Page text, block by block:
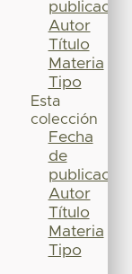
publicación
Autor
Título
Materia
Tipo
Esta
colección
Fecha
de
publicación
Autor
Título
Materia
Tipo